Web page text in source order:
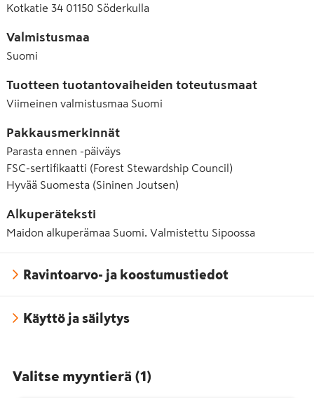
Kotkatie 34 01150 Söderkulla
Valmistusmaa
Suomi
Tuotteen tuotantovaiheiden toteutusmaat
Viimeinen valmistusmaa Suomi
Pakkausmerkinnät
Parasta ennen -päiväys
FSC-sertifikaatti (Forest Stewardship Council)
Hyvää Suomesta (Sininen Joutsen)
Alkuperäteksti
Maidon alkuperämaa Suomi. Valmistettu Sipoossa
Ravintoarvo- ja koostumustiedot
Käyttö ja säilytys
Valitse myyntierä (1 )